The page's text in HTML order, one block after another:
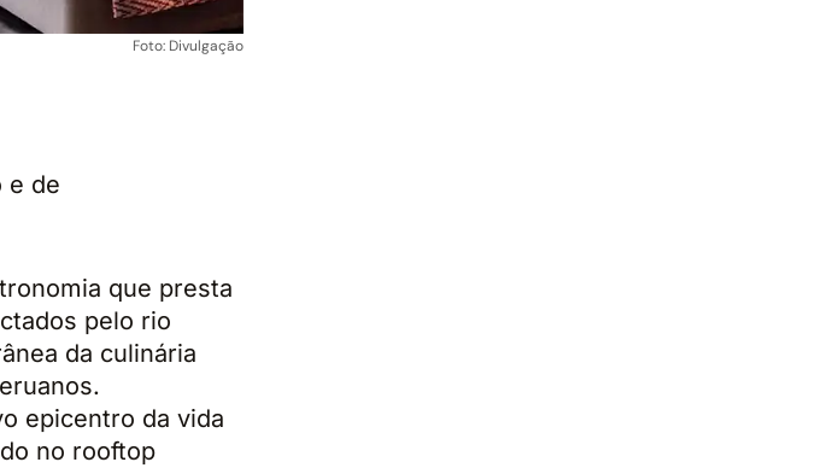
Foto: Divulgação
e de
que presta
pelo rio
da culinária
epicentro da vida
no rooftop